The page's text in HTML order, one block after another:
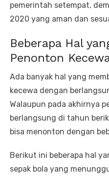
pemerintah setempat,
2020 yang aman dan
Beberapa Hal
Penonton
Ada banyak hal yang
kecewa dengan
Walaupun pada akhirnya
berlangsung di tahun
bisa menonton dengan
Berikut ini beberapa hal
sepak bola yang